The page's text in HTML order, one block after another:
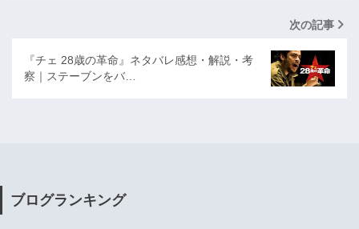
次の記事
『チェ 28歳の革命』ネタバレ感想・解説・考
察｜ステーブンをバ…
ブログランキング